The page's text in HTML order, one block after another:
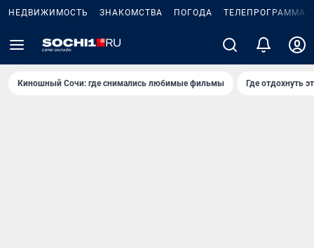
НЕДВИЖИМОСТЬ ЗНАКОМСТВА ПОГОДА ТЕЛЕПРОГРАММА
Киношный Сочи: где снимались любимые фильмы Где отдохнуть